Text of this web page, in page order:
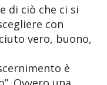
di ciò che ci si
con
vero, buono,
è